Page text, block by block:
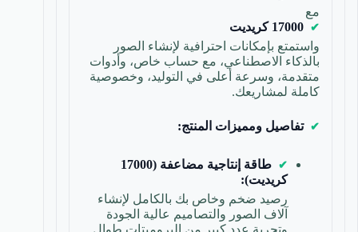
مع
17000 كريديت
واستمتع بإمكانات احترافية لإنشاء الصور
بالذكاء الاصطناعي، مع حساب خاص، وأدوات
متقدمة، وسرعة أعلى في التوليد، وخصوصية
كاملة لمشاريعك.
تفاصيل ومميزات المنتج:
طاقة إنتاجية مضاعفة (17000
كريديت):
رصيد ضخم وخاص بك بالكامل لإنشاء
آلاف الصور والتصاميم عالية الجودة
وتجربة عدد كبير من البرومبتات طوال